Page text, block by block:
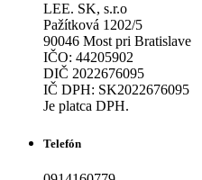
LEE. SK, s.r.o
Pažítková 1202/5
90046 Most pri Bratislave
IČO: 44205902
DIČ 2022676095
IČ DPH: SK2022676095
Je platca DPH.
Telefón